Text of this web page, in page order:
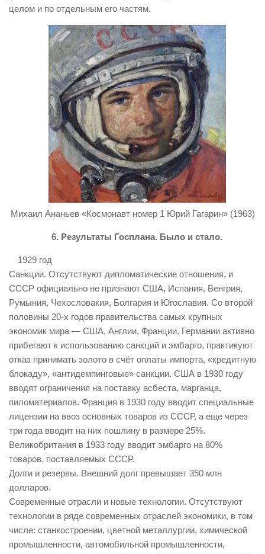
целом и по отдельным его частям.
Михаил Ананьев «Космонавт номер 1 Юрий Гагарин» (1963)
6. Результаты Госплана. Было и стало.
1929 год
Санкции. Отсутствуют дипломатические отношения, и
СССР официально не признают США, Испания, Венгрия,
Румыния, Чехословакия, Болгария и Югославия. Со второй
половины 20-х годов правительства самых крупных
экономик мира — США, Англии, Франции, Германии активно
прибегают к использованию санкций и эмбарго, практикуют
отказ принимать золото в счёт оплаты импорта, «кредитную
блокаду», «антидемпинговые» санкции. США в 1930 году
вводят ограничения на поставку асбеста, марганца,
пиломатериалов. Франция в 1930 году вводит специальные
лицензии на ввоз основных товаров из СССР, а еще через
три года вводит на них пошлину в размере 25%.
Великобритания в 1933 году вводит эмбарго на 80%
товаров, поставляемых СССР.
Долги и резервы. Внешний долг превышает 350 млн
долларов.
Современные отрасли и новые технологии. Отсутствуют
технологии в ряде современных отраслей экономики, в том
числе: станкостроении, цветной металлургии, химической
промышленности, автомобильной промышленности,